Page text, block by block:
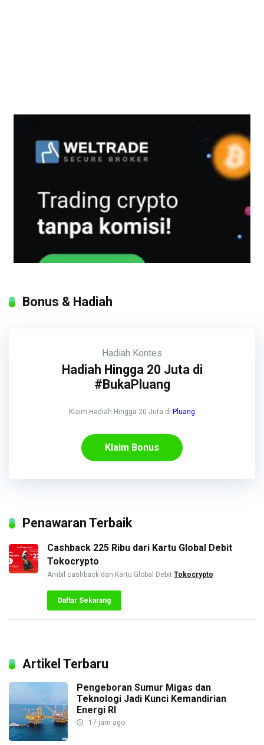
Bonus & Hadiah
Hadiah Kontes
Hadiah Hingga 20 Juta di
#BukaPluang
Klaim Hadiah Hingga 20 Juta di Pluang
Klaim Bonus
Penawaran Terbaik
Cashback 225 Ribu dari Kartu Global Debit
Tokocrypto
Ambil cashback dan Kartu Global Debit Tokocrypto
Daftar Sekarang
Artikel Terbaru
Pengeboran Sumur Migas dan
Teknologi Jadi Kunci Kemandirian
Energi RI
17 jam ago